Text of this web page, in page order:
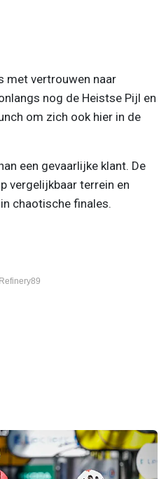
met vertrouwen naar
nog de Heistse Pijl en
om zich ook hier in de
een gevaarlijke klant. De
vergelijkbaar terrein en
chaotische finales.